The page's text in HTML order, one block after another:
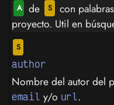
de
con
proyecto. Util en
author
Nombre del autor del
email y/o url.